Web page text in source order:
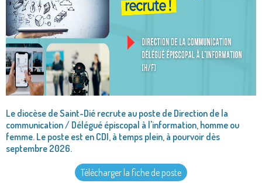
Le diocèse de Saint-Dié recrute au poste de Direction de la
communication / Délégué épiscopal à l'information, homme ou
femme. Le poste est en CDI, à temps plein, à pourvoir dès
septembre 2026.
Télécharger la fiche de poste